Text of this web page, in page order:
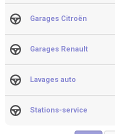
Garages Citroën
Garages Renault
Lavages auto
Stations-service